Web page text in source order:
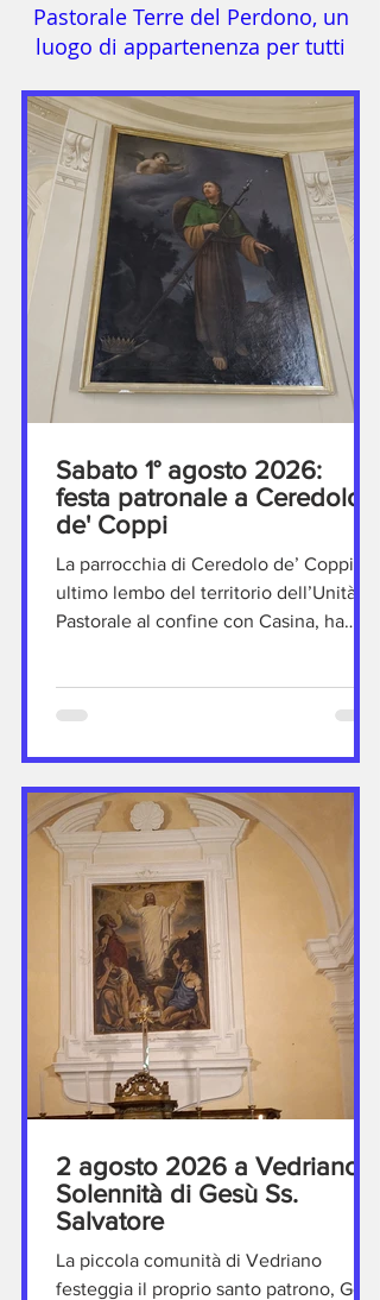
Pastorale Terre del Perdono, un
luogo di appartenenza per tutti
Sabato 1° agosto 2026:
festa patronale a Ceredolo
de' Coppi
La parrocchia di Ceredolo de’ Coppi,
ultimo lembo del territorio dell’Unità
Pastorale al confine con Casina, ha
eremita, titolare della chiesa e patrono
Messa serale ha radunato quasi tutti gli
abitanti della piccola frazione canusina.
Quest’anno la celebrazione è stata
presieduta da padre José M. Carvajal
Gallardo, dei Padri Barnabiti, da
qualche anno collaboratore estivo nell
2 agosto 2026 a Vedriano:
Solennità di Gesù Ss.
Salvatore
La piccola comunità di Vedriano
festeggia il proprio santo patrono, Gesù